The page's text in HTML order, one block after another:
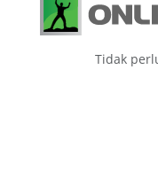
Tidak